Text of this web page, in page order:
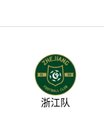
浙江队